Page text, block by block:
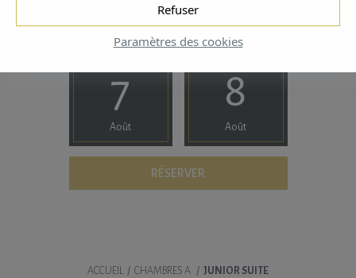
Réservez dès maintenant pour
GARANTIE DU MEILLEUR PRIX!
7
Août
8
Août
ACCUEIL / CHAMBRES A / JUNIOR SUITE
Paramètres des cookies
Refuser